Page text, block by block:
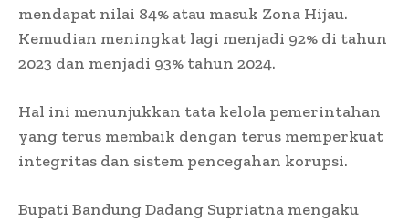
mendapat nilai 84% atau masuk Zona Hijau.
Kemudian meningkat lagi menjadi 92% di tahun
2023 dan menjadi 93% tahun 2024.
Hal ini menunjukkan tata kelola pemerintahan
yang terus membaik dengan terus memperkuat
integritas dan sistem pencegahan korupsi.
Bupati Bandung Dadang Supriatna mengaku